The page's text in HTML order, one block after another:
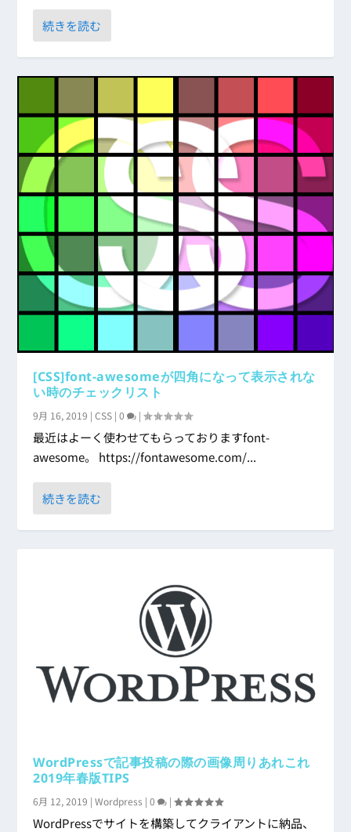
続きを読む
[CSS]font-awesomeが四角になって表示されな
い時のチェックリスト
9月 16, 2019 |CSS |0 |
最近はよーく使わせてもらっておりますfont-
awesome。 https://fontawesome.com/...
続きを読む
WordPressで記事投稿の際の画像周りあれこれ
2019年春版TIPS
6月 12, 2019 |Wordpress |0 |
WordPressでサイトを構築してクライアントに納品、